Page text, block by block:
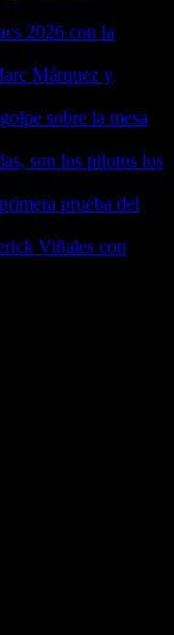
2026 con la
Márquez y
sobre la mesa
son los pilotos los
prueba del
Viñales con